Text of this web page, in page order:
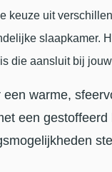
keuze uit
slaapkamer.
die aansluit bij
een warme,
een